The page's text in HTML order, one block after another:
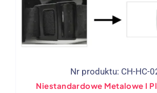
Nr produktu: CH-HC-
Niestandardowe Metalowe I